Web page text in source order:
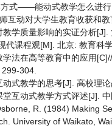
式——能动式教学怎么进行
互动对大学生教育收获和
学质量影响的实证分析[J].
代课程观[M]. 北京: 教育科
学法在高等教育中的应用
304.
式教学的思考[J]. 高校理
互动式教学方式评述[J].
R. (1984) Making
University of Waikato,